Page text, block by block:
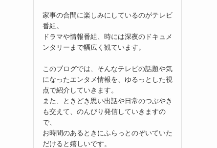
家事の合間に楽しみにしているのがテレビ
番組。
ドラマや情報番組、時には深夜のドキュメ
ンタリーまで幅広く観ています。
このブログでは、そんなテレビの話題や気
になったエンタメ情報を、ゆるっとした視
点で紹介していきます。
また、ときどき思い出話や日常のつぶやき
も交えて、のんびり発信していきますの
で、
お時間のあるときにふらっとのぞいていた
だけると嬉しいです。